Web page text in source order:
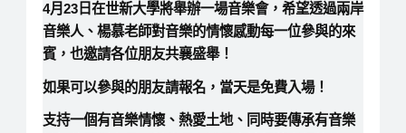
4月23日在世新大學將舉辦一場音樂會，希望透過兩岸
音樂人、楊慕老師對音樂的情懷感動每一位參與的來
賓，也邀請各位朋友共襄盛舉！
如果可以參與的朋友請報名，當天是免費入場！
支持一個有音樂情懷、熱愛土地、同時要傳承有音樂